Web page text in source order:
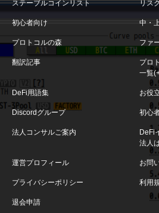
ステーブルコインリスト リス
初心者向け 中・
プロトコルの森 ファ
翻訳記事
プロ
一覧
DeFi用語集 お役
Discordグループ 初心
法人コンサルご案内
DeFi
法人
運営プロフィール お問
プライバシーポリシー 利用
退会申請